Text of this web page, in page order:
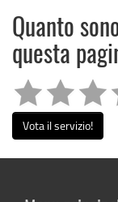
Quanto
questa
Vota il servizio!